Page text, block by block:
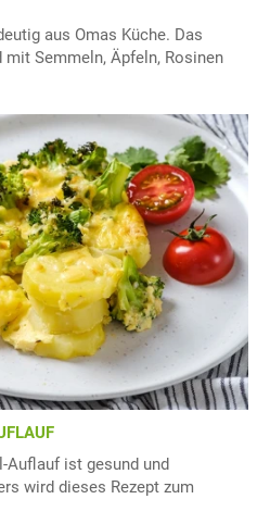
aus Omas Küche. Das
mit Semmeln, Äpfeln, Rosinen
ist gesund und
wird dieses Rezept zum